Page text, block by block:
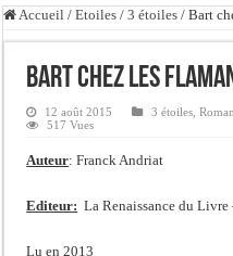
Accueil / Etoiles / 3 étoiles / Bart
Bart chez les
12 août 2015 3 étoiles ,
517 Vues
Auteur: Franck Andriat
Editeur: La Renaissance du
Lu en 2013